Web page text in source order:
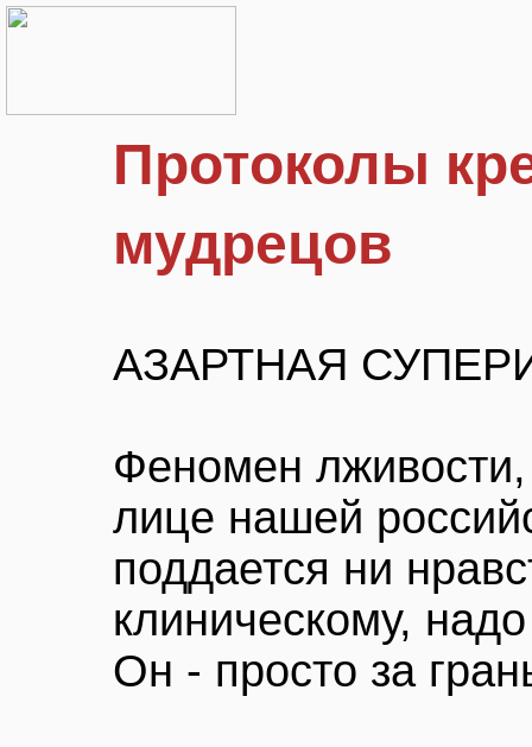
Протоколы
мудрецов
АЗАРТНАЯ
Феномен
лице нашей
поддается ни
клиническому,
Он - просто за